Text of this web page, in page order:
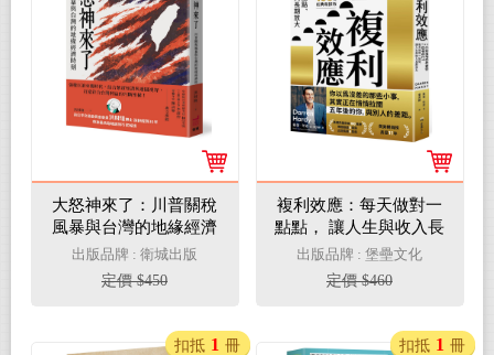
大怒神來了：川普關稅
風暴與台灣的地緣經濟
時刻
出版品牌 : 衛城出版
定價 $450
複利效應：每天做對一
點點， 讓人生與收入長
期放大【全球暢銷150
萬冊・經典新修版】
出版品牌 : 堡壘文化
定價 $460
扣抵 1 冊 扣抵 1 冊